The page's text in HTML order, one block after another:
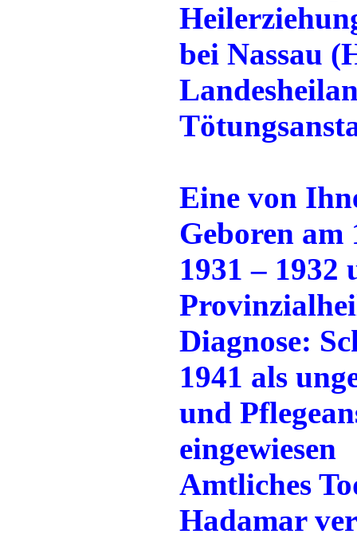
bei Nassau
Eine von
Geboren
1931 – 1932
Diagnose:
1941 als
und
eingewiesen
Amtliches
Hadamar